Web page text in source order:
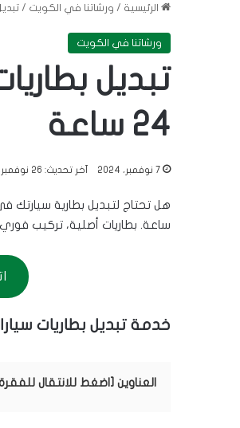
الرئيسية / ورشاتنا في الكويت /
ورشاتنا في الكويت
تبديل
24 ساعة
7 نوفمبر، 2024 آخر تحديث: 26 نوفمبر، 2024
ساعة. بطاريات أصلية، تركيب فوري، وكفالة 3 سنوات.
خدمة تبديل بطاريات
العناوين [اضغط للانتقال